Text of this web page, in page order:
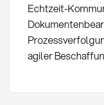
Echtzeit-
agiler